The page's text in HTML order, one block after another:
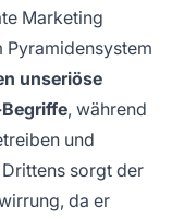
Marketing
unseriöse
, während
und
sorgt der
da er